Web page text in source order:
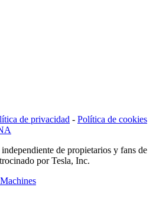
de privacidad - Política de cookies
de propietarios y fans de
por Tesla, Inc.